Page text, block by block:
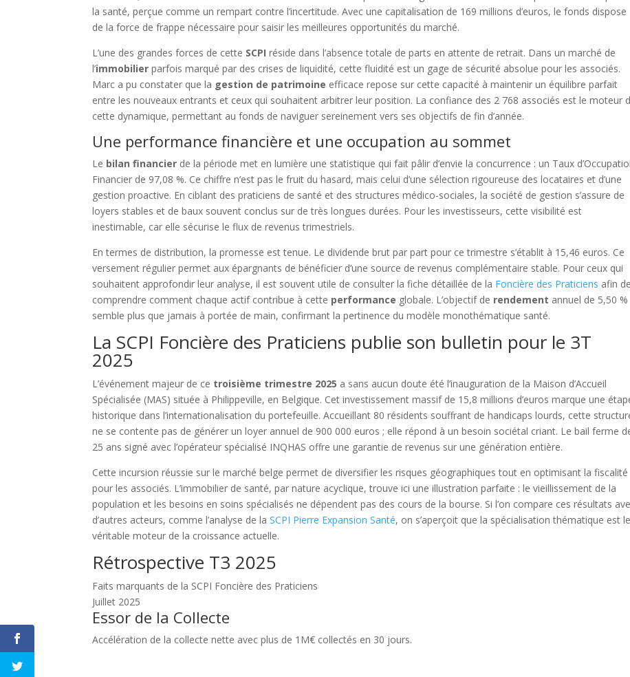
la santé, perçue comme un rempart contre l’incertitude. Avec une capitalisation de 169 millions d’euros, le fonds dispose
de la force de frappe nécessaire pour saisir les meilleures opportunités du marché.
L’une des grandes forces de cette SCPI réside dans l’absence totale de parts en attente de retrait. Dans un marché de
l’immobilier parfois marqué par des crises de liquidité, cette fluidité est un gage de sécurité absolue pour les associés.
Marc a pu constater que la gestion de patrimoine efficace repose sur cette capacité à maintenir un équilibre parfait
entre les nouveaux entrants et ceux qui souhaitent arbitrer leur position. La confiance des 2 768 associés est le moteur
cette dynamique, permettant au fonds de naviguer sereinement vers ses objectifs de fin d’année.
Une performance financière et une occupation au sommet
Le bilan financier de la période met en lumière une statistique qui fait pâlir d’envie la concurrence : un Taux
Financier de 97,08 %. Ce chiffre n’est pas le fruit du hasard, mais celui d’une sélection rigoureuse des locataires et d’une
gestion proactive. En ciblant des praticiens de santé et des structures médico-sociales, la société de gestion s’assure de
loyers stables et de baux souvent conclus sur de très longues durées. Pour les investisseurs, cette visibilité est
inestimable, car elle sécurise le flux de revenus trimestriels.
En termes de distribution, la promesse est tenue. Le dividende brut par part pour ce trimestre s’établit à 15,46 euros. Ce
versement régulier permet aux épargnants de bénéficier d’une source de revenus complémentaire stable. Pour ceux qui
souhaitent approfondir leur analyse, il est souvent utile de consulter la fiche détaillée de la Foncière des Praticiens afin de
comprendre comment chaque actif contribue à cette performance globale. L’objectif de rendement annuel de 5,50 %
semble plus que jamais à portée de main, confirmant la pertinence du modèle monothématique santé.
La SCPI Foncière des Praticiens publie son bulletin pour le 3T
2025
L’événement majeur de ce troisième trimestre 2025 a sans aucun doute été l’inauguration de la Maison d’Accueil
Spécialisée (MAS) située à Philippeville, en Belgique. Cet investissement massif de 15,8 millions d’euros marque une
historique dans l’internationalisation du portefeuille. Accueillant 80 résidents souffrant de handicaps lourds, cette
ne se contente pas de générer un loyer annuel de 900 000 euros ; elle répond à un besoin sociétal criant. Le bail ferme
25 ans signé avec l’opérateur spécialisé INQHAS offre une garantie de revenus sur une génération entière.
Cette incursion réussie sur le marché belge permet de diversifier les risques géographiques tout en optimisant la fiscalité
pour les associés. L’immobilier de santé, par nature acyclique, trouve ici une illustration parfaite : le vieillissement de la
population et les besoins en soins spécialisés ne dépendent pas des cours de la bourse. Si l’on compare ces résultats
d’autres acteurs, comme l’analyse de laSCPI Pierre Expansion Santé, on s’aperçoit que la spécialisation thématique est le
véritable moteur de la croissance actuelle.
Rétrospective T3 2025
Faits marquants de la SCPI Foncière des Praticiens
Juillet 2025
Essor de la Collecte
Accélération de la collecte nette avec plus de 1M€ collectés en 30 jours.
Tout mon contenu est gratuit
Merci de m'aider à le partager !